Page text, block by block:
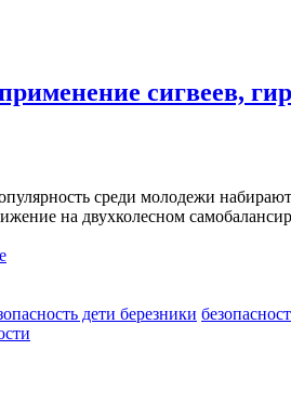
сигвеев,
среди молодежи
на двухколесном
дети березники